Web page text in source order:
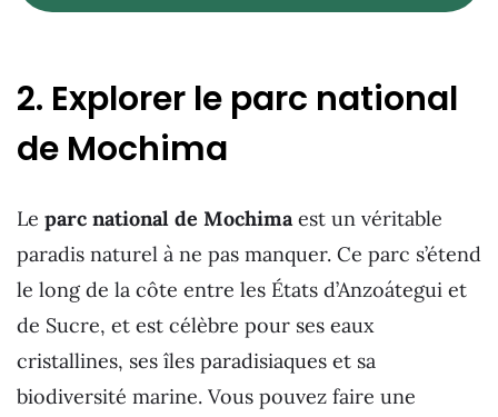
2. Explorer le parc national
de Mochima
Le parc national de Mochimaest un véritable
paradis naturel à ne pas manquer. Ce parc s’étend
le long de la côte entre les États d’Anzoátegui et
de Sucre, et est célèbre pour ses eaux
cristallines, ses îles paradisiaques et sa
biodiversité marine. Vous pouvez faire une